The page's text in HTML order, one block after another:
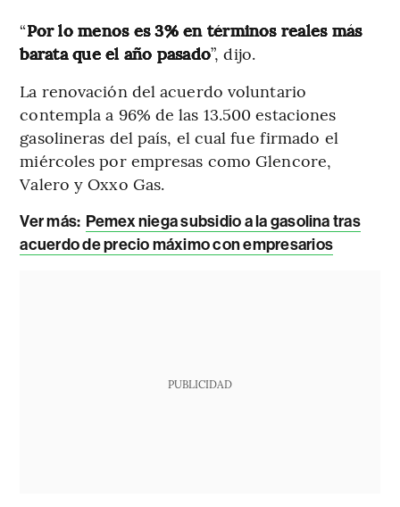
“Por lo menos es 3% en términos reales más
barata que el año pasado”, dijo.
La renovación del acuerdo voluntario
contempla a 96% de las 13.500 estaciones
gasolineras del país, el cual fue firmado el
miércoles por empresas como Glencore,
Valero y Oxxo Gas.
Ver más: Pemex niega subsidio a la gasolina tras
acuerdo de precio máximo con empresarios
PUBLICIDAD